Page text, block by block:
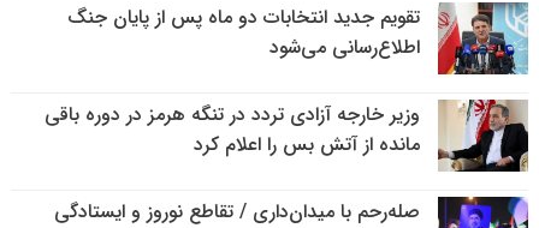
تقویم جدید انتخابات دو ماه پس از پایان جنگ
اطلاع‌رسانی می‌شود
وزیر خارجه آزادی تردد در تنگه هرمز در دوره باقی
مانده از آتش بس را اعلام کرد
صله‌رحم با میدان‌داری / تقاطع نوروز و ایستادگی